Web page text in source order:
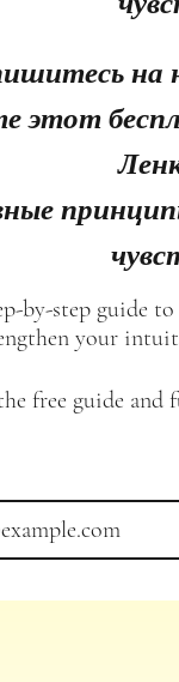
на
этот
by-step guide
your
free guide